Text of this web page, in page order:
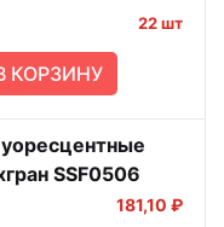
22 шт
КОРЗИНУ
SSF0506
181,10 ₽